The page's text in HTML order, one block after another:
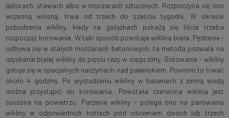
jeziorach, stawach albo w moczarach sztucznych. Rozpoczyna się ono
wczesną wiosną, trwa od trzech do sześciu tygodni. W okresie
pobudzenia wikliny, kiedy na gałązkach pokażą się liście trzeba
rozpocząć korowanie. W taki sposób powstaje wiklina biała. Pędzenie -
odbywa się w stałych moczarach betonowych, ta metoda pozwala na
uzyskanie białej wikliny do pięciu razy w ciągu zimy. Gotowanie - wikliny
gotuje się w specjalnych naczyniach nad paleniskiem. Powinno to trwać
około 4 godziny. Po wystudzeniu wikliny w basenach z zimną wodą
można przystąpić do korowania. Powstała czerwona wiklina jest
suszona na powietrzu. Parzenie wikliny - polega ono na parowaniu
wikliny w odpowiednich kotłach pod ciśnieniem dwóch lub trzech